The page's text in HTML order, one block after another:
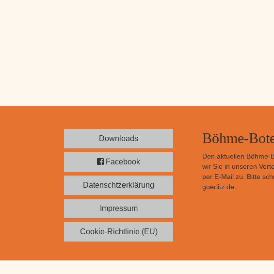
Downloads
Facebook
Datenschtzerklärung
Impressum
Cookie-Richtlinie (EU)
Böhme-
Den aktuellen Böhme-
wir Sie in unseren
per E-Mail zu. Bitte
goerlitz.de